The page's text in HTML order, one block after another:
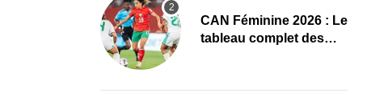
CAN Féminine 2026 : Le
tableau complet des